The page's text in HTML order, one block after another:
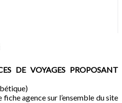
DE VOYAGES PROPOSANT
agence sur l’ensemble du site